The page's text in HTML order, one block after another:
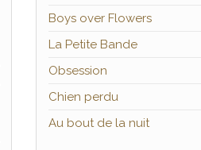
Boys over Flowers
La Petite Bande
Obsession
Chien perdu
Au bout de la nuit